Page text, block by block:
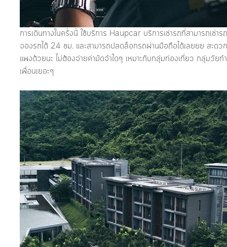
การเดินทางในครั้งนี้ ใช้บริการ Haupcar บริการเช่ารถที่สามารถเช่
จองรถได้ 24 ชม. และสามารถปลดล็อกรถผ่านมือถือได้เลยยย สะดว
แพงด้วยนะ ไม่ต้องจ่ายค่ามัดจำใดๆ เหมาะกับกลุ่มท่องเที่ยว กลุ่มวัย
เพื่อนเยอะๆ